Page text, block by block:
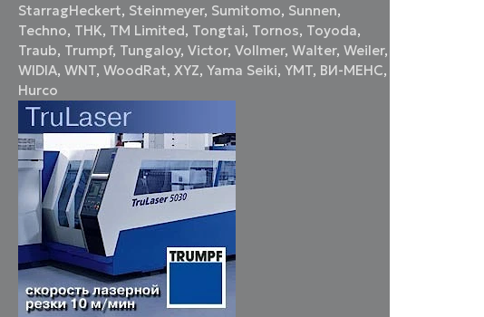
StarragHeckert, Steinmeyer, Sumitomo, Sunnen,
Techno, THK, TM Limited, Tongtai, Tornos, Toyoda,
Traub, Trumpf, Tungaloy,Victor,Vollmer,Walter,Weiler,
WIDIA,WNT,WoodRat,XYZ,Yama Seiki,YMT, ВИ-МЕНС,
Нurco